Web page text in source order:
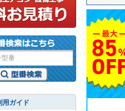
用ガイド